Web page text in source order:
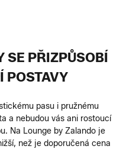
SE PŘIZPŮSOBÍ
POSTAVY
pasu i pružnému
a nebudou vás ani rostoucí
Na Lounge by Zalando je
než je doporučená cena